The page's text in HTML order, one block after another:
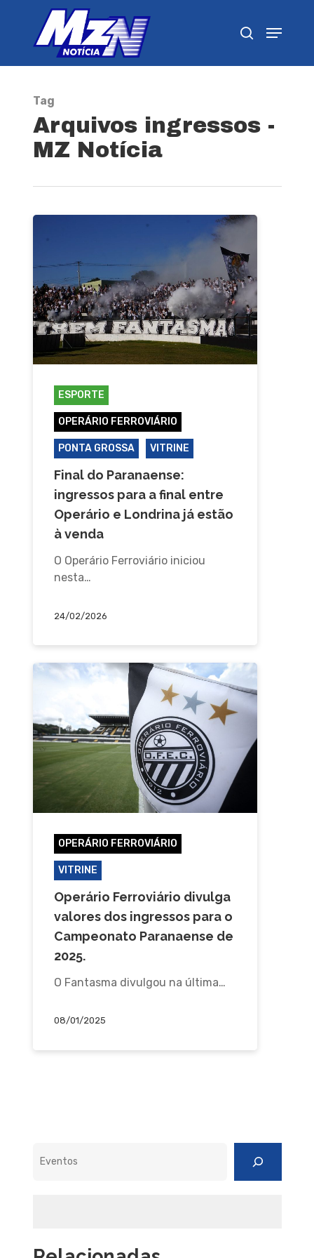
Tag
Arquivos ingressos -
MZ Notícia
ESPORTE
OPERÁRIO FERROVIÁRIO
PONTA GROSSA VITRINE
Final do Paranaense:
ingressos para a final entre
Operário e Londrina já estão
à venda
O Operário Ferroviário iniciou
nesta…
24/02/2026
OPERÁRIO FERROVIÁRIO
VITRINE
Operário Ferroviário divulga
valores dos ingressos para o
Campeonato Paranaense de
2025.
O Fantasma divulgou na última…
08/01/2025